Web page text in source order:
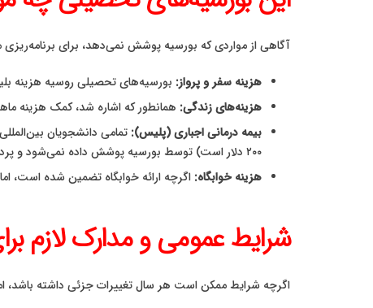
آگاهی از مواردی که بورسیه پوشش نمی‌دهد، برای
هزینه سفر و پرواز: بورسیه‌های تحصیلی روسیه هزینه
هزینه‌های زندگی: همانطور که اشاره شد، کمک هزینه
بیمه درمانی اجباری (پلیس):
۲۰۰ دلار است) توسط بورسیه پوشش داده نمی‌شود و پرداخت آن اجباری است.
هزینه خوابگاه: اگرچه ارائه خوابگاه تضمین شده است،
شرایط عمومی و مدارک لازم
اگرچه شرایط ممکن است هر سال تغییرات جزئی داشته باشد،